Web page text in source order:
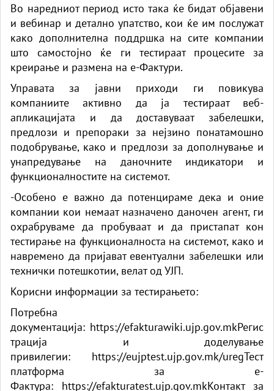
Во наредниот период исто така ќе бидат објавени
и вебинар и детално упатство, кои ќе им послужат
како дополнителна поддршка на сите компании
што самостојно ќе ги тестираат процесите за
креирање и размена на е-Фактури.
Управата за јавни приходи ги повикува
компаниите активно да ја тестираат веб-
апликацијата и да доставуваат забелешки,
предлози и препораки за нејзино понатамошно
подобрување, како и предлози за дополнување и
унапредување на даночните индикатори и
функционалностите на системот.
-Особено е важно да потенцираме дека и оние
компании кои немаат назначено даночен агент, ги
охрабруваме да пробуваат и да пристапат кон
тестирање на функционалноста на системот, како и
навремено да пријават евентуални забелешки или
технички потешкотии, велат од УЈП.
Корисни информации за тестирањето:
Потребна
документација: https://efakturawiki.ujp.gov.mkРегис
трација и доделување
привилегии:
https://eujptest.ujp.gov.mk/uregТест
платформа за е-
Фактура:
https://efakturatest.ujp.gov.mkКонтакт за